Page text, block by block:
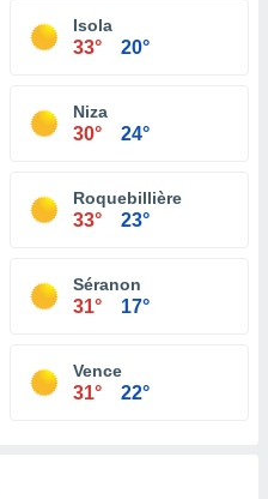
Isola
33° 20°
Niza
30° 24°
Roquebillière
33° 23°
Séranon
31° 17°
Vence
31° 22°